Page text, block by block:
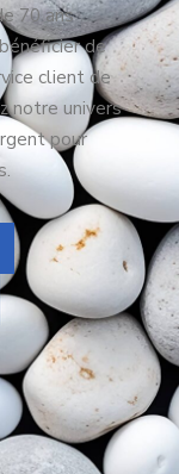
70 ans
de
client de
notre univers
pour